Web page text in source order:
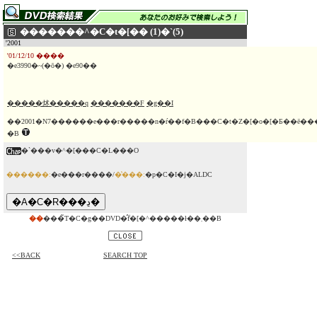
�������^�C�t�[�� (1)�`(5)
'2001
'01/12/10 ����
�e3990�~(�ō�) �e90��
�����炢�����q �������F �g��I
�B
�`���v�^�[���C�L���O
������:�e���r����/�̔���:�p�C�I�j�ALDC
�� ���̃T�C�g��DVD�̂݃f�[�^�����ł��܂��B
<<BACK SEARCH TOP